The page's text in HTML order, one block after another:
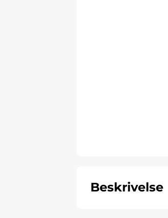
Beskrivelse